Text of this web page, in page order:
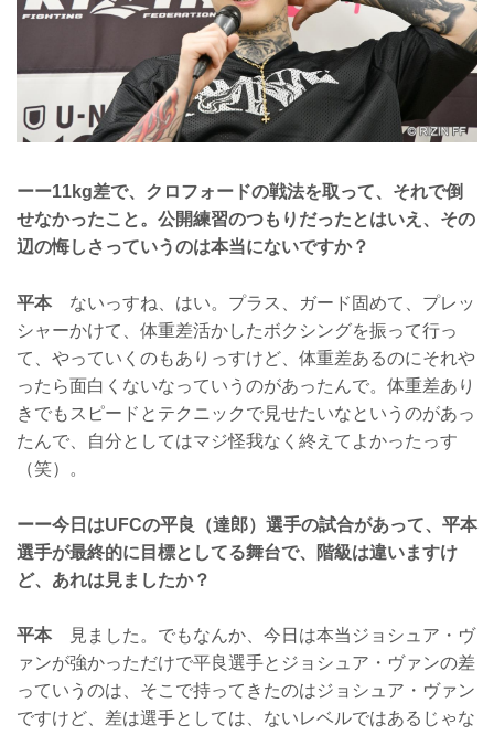
ーー11kg差で、クロフォードの戦法を取って、それで倒
せなかったこと。公開練習のつもりだったとはいえ、その
辺の悔しさっていうのは本当にないですか？
平本ないっすね、はい。プラス、ガード固めて、プレッ
シャーかけて、体重差活かしたボクシングを振って行っ
て、やっていくのもありっすけど、体重差あるのにそれや
ったら面白くないなっていうのがあったんで。体重差あり
きでもスピードとテクニックで見せたいなというのがあっ
たんで、自分としてはマジ怪我なく終えてよかったっす
（笑）。
ーー今日はUFCの平良（達郎）選手の試合があって、平本
選手が最終的に目標としてる舞台で、階級は違いますけ
ど、あれは見ましたか？
平本見ました。でもなんか、今日は本当ジョシュア・ヴ
ァンが強かっただけで平良選手とジョシュア・ヴァンの差
っていうのは、そこで持ってきたのはジョシュア・ヴァン
ですけど、差は選手としては、ないレベルではあるじゃな